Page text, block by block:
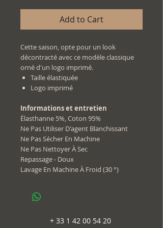
Add to Cart
Cette saison, opte pour un look
décontracté avec ce modèle classique
orné d'un logo imprimé.
Taille élastiquée
Logo imprimé
Informations et entretien
Élasthanne 5%, Coton 95%
Ne Pas Utiliser D'agent Blanchissant
Ne Pas Sécher En Machine
Ne Pas Nettoyer À Sec
Repassage - Doux
Lavage En Machine À Froid (30 °)
+ 33 1 42 00 54 20